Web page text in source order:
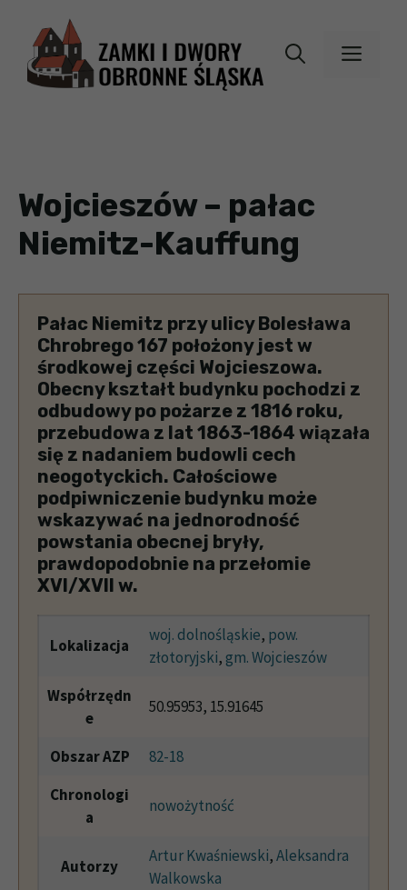
treści
Wojcieszów – pałac
Niemitz-Kauffung
Pałac Niemitz przy ulicy Bolesława
Chrobrego 167 położony jest w
środkowej części Wojcieszowa.
Obecny kształt budynku pochodzi z
odbudowy po pożarze z 1816 roku,
przebudowa z lat 1863-1864 wiązała
się z nadaniem budowli cech
neogotyckich. Całościowe
podpiwniczenie budynku może
wskazywać na jednorodność
powstania obecnej bryły,
prawdopodobnie na przełomie
XVI/XVII w.
Lokalizacja
woj. dolnośląskie, pow.
złotoryjski, gm. Wojcieszów
Współrzędn
e
50.95953, 15.91645
Obszar AZP
82-18
Chronologi
a
nowożytność
Autorzy
Artur Kwaśniewski,Aleksandra
Walkowska